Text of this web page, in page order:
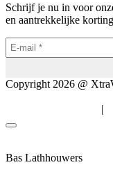
Schrijf je nu in voor
en aantrekkelijke
Copyright 2026 @
|
Bas Lathhouwers